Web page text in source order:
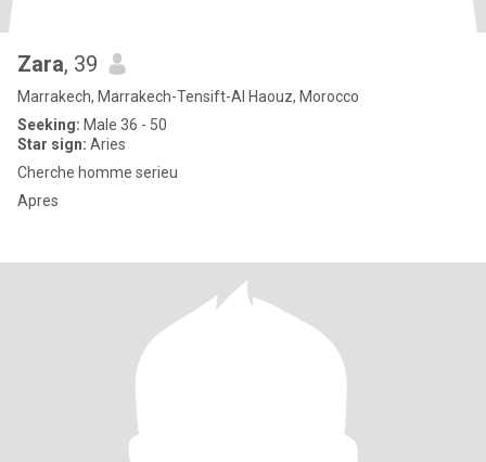
Zara, 39
Marrakech, Marrakech-Tensift-Al Haouz, Morocco
Seeking: Male 36 - 50
Star sign: Aries
Cherche homme serieu
Apres